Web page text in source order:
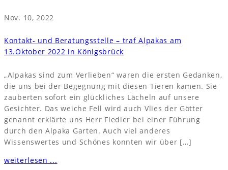
Nov. 10, 2022
Kontakt- und Beratungsstelle – traf Alpakas am
13.Oktober 2022 in Königsbrück
„Alpakas sind zum Verlieben“ waren die ersten Gedanken,
die uns bei der Begegnung mit diesen Tieren kamen. Sie
zauberten sofort ein glückliches Lächeln auf unsere
Gesichter. Das weiche Fell wird auch Vlies der Götter
genannt erklärte uns Herr Fiedler bei einer Führung
durch den Alpaka Garten. Auch viel anderes
Wissenswertes und Schönes konnten wir über […]
weiterlesen ...